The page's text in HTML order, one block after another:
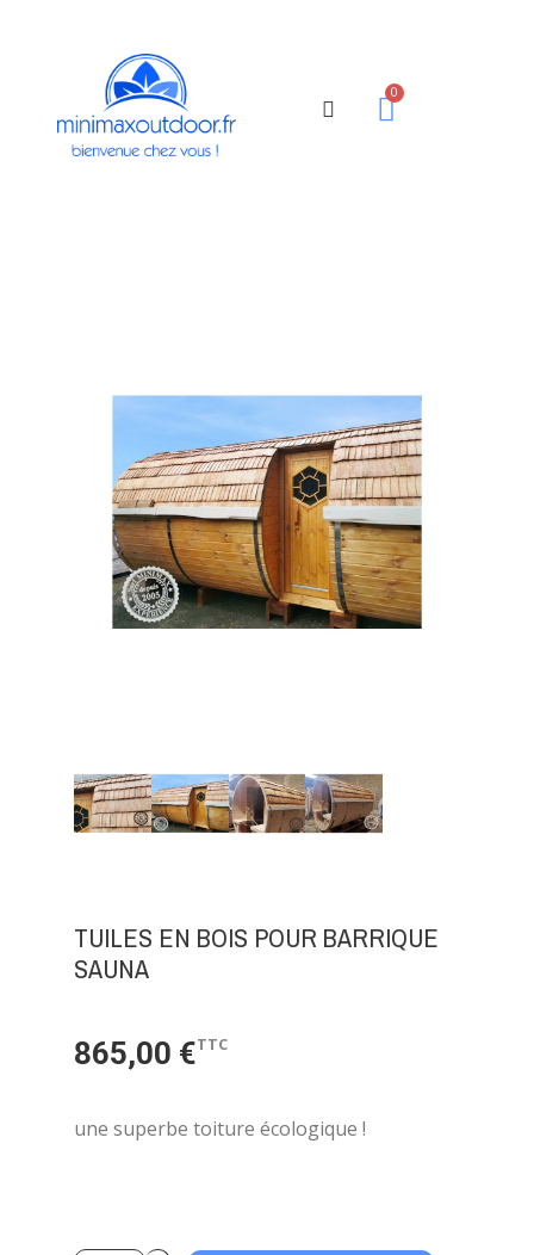
TUILES EN BOIS POUR BARRIQUE
SAUNA
865,00 €TTC
une superbe toiture écologique !